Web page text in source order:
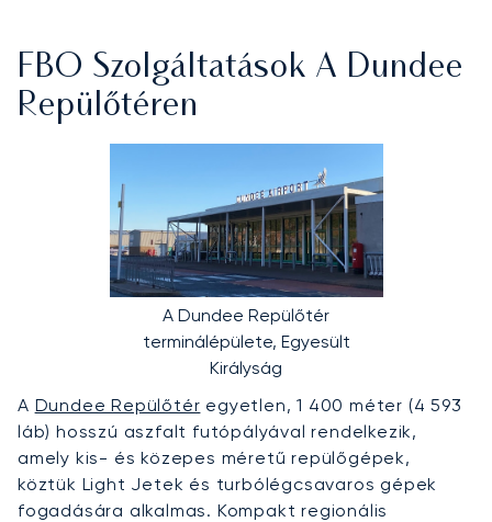
FBO Szolgáltatások A Dundee
Repülőtéren
A Dundee Repülőtér
terminálépülete, Egyesült
Királyság
A Dundee Repülőtér egyetlen, 1 400 méter (4 593
láb) hosszú aszfalt futópályával rendelkezik,
amely kis- és közepes méretű repülőgépek,
köztük Light Jetek és turbólégcsavaros gépek
fogadására alkalmas. Kompakt regionális